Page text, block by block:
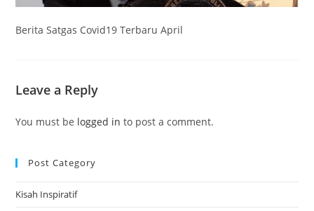
Berita Satgas Covid19 Terbaru April
Leave a Reply
You must be logged in to post a comment.
Post Category
Kisah Inspiratif